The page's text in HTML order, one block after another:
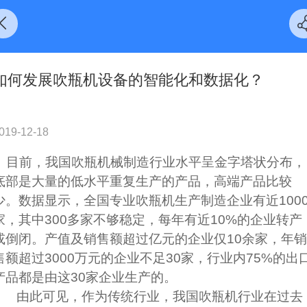
何发展吹瓶机设备的智能化和数据化？
12-18
前，我国吹瓶机械制造行业水平呈金字塔状分布，
部是大量的低水平重复生产的产品，高端产品比较
。数据显示，全国专业吹瓶机生产制造企业有近
，其中300多家不够稳定，每年有近10%的企业转产
倒闭。产值及销售额超过亿元的企业仅10余家，年销
额超过3000万元的企业不足30家，行业内75%的出
品都是由这30家企业生产的。
由此可见，作为传统行业，我国吹瓶机行业在过去